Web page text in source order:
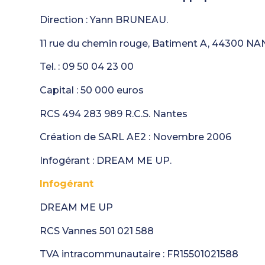
Direction : Yann BRUNEAU.
11 rue du chemin rouge, Batiment A, 44300
Tel. : 09 50 04 23 00
Capital : 50 000 euros
RCS 494 283 989 R.C.S. Nantes
Création de SARL AE2 : Novembre 2006
Infogérant : DREAM ME UP.
Infogérant
DREAM ME UP
RCS Vannes 501 021 588
TVA intracommunautaire : FR15501021588